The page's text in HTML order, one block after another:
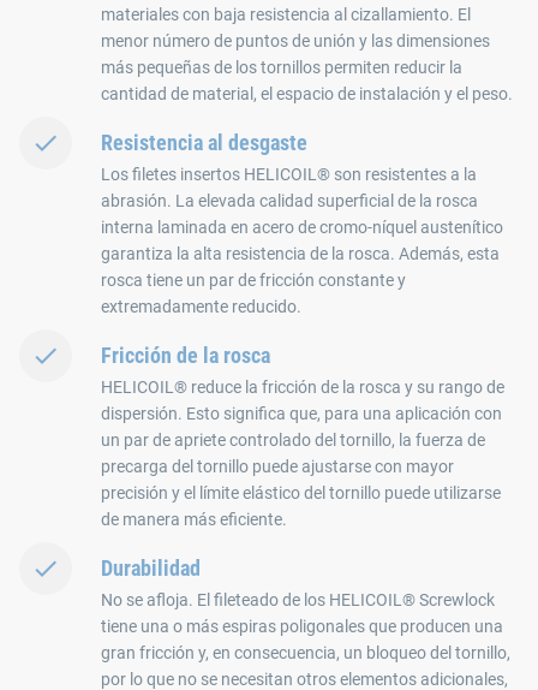
materiales con baja resistencia al cizallamiento. El
menor número de puntos de unión y las dimensiones
más pequeñas de los tornillos permiten reducir la
cantidad de material, el espacio de instalación y el peso.
Resistencia al desgaste
Los filetes insertos HELICOIL® son resistentes a la
abrasión. La elevada calidad superficial de la rosca
interna laminada en acero de cromo-níquel austenítico
garantiza la alta resistencia de la rosca. Además, esta
rosca tiene un par de fricción constante y
extremadamente reducido.
Fricción de la rosca
HELICOIL® reduce la fricción de la rosca y su rango de
dispersión. Esto significa que, para una aplicación con
un par de apriete controlado del tornillo, la fuerza de
precarga del tornillo puede ajustarse con mayor
precisión y el límite elástico del tornillo puede utilizarse
de manera más eficiente.
Durabilidad
No se afloja. El fileteado de los HELICOIL® Screwlock
tiene una o más espiras poligonales que producen una
gran fricción y, en consecuencia, un bloqueo del tornillo,
por lo que no se necesitan otros elementos adicionales,